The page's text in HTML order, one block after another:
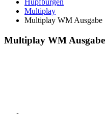
Hüpfburgen
Multiplay
Multiplay WM Ausgabe
Multiplay WM Ausgabe